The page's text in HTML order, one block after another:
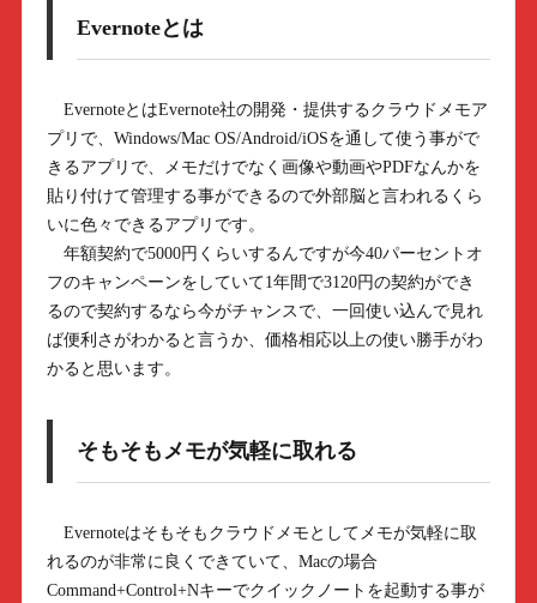
Evernoteとは
EvernoteとはEvernote社の開発・提供するクラウドメモア
プリで、Windows/Mac OS/Android/iOSを通して使う事がで
きるアプリで、メモだけでなく画像や動画やPDFなんかを
貼り付けて管理する事ができるので外部脳と言われるくら
いに色々できるアプリです。
年額契約で5000円くらいするんですが今40パーセントオ
フのキャンペーンをしていて1年間で3120円の契約ができ
るので契約するなら今がチャンスで、一回使い込んで見れ
ば便利さがわかると言うか、価格相応以上の使い勝手がわ
かると思います。
そもそもメモが気軽に取れる
Evernoteはそもそもクラウドメモとしてメモが気軽に取
れるのが非常に良くできていて、Macの場合
Command+Control+Nキーでクイックノートを起動する事が